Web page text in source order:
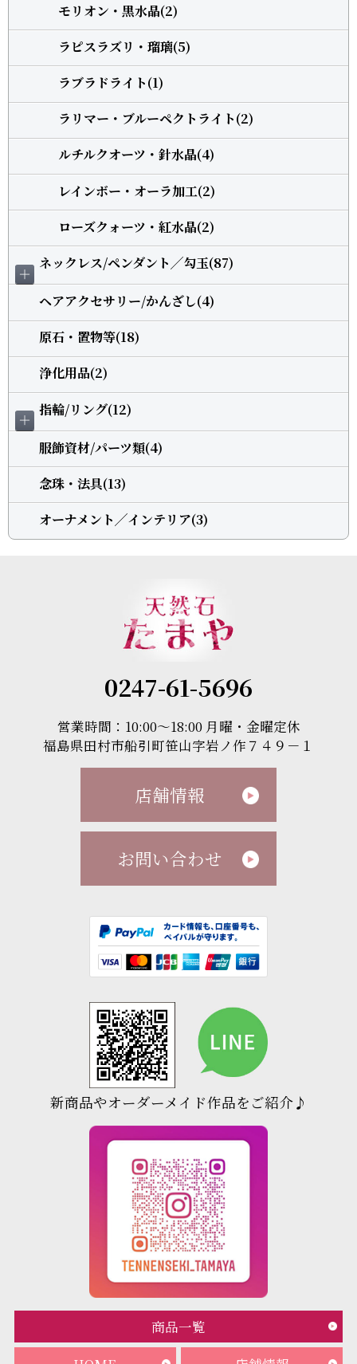
モリオン・黒水晶(2)
ラピスラズリ・瑠璃(5)
ラブラドライト(1)
ラリマー・ブルーペクトライト(2)
ルチルクオーツ・針水晶(4)
レインボー・オーラ加工(2)
ローズクォーツ・紅水晶(2)
＋
ネックレス/ペンダント╱勾玉(87)
ヘアアクセサリー/かんざし(4)
原石・置物等(18)
浄化用品(2)
＋
指輪/リング(12)
服飾資材/パーツ類(4)
念珠・法具(13)
オーナメント╱インテリア(3)
0247-61-5696
営業時間：10:00～18:00 月曜・金曜定休
福島県田村市船引町笹山字岩ノ作７４９－１
店舗情報
お問い合わせ
新商品やオーダーメイド作品をご紹介♪
商品一覧